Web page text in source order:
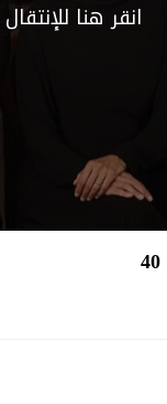
انقر هنا